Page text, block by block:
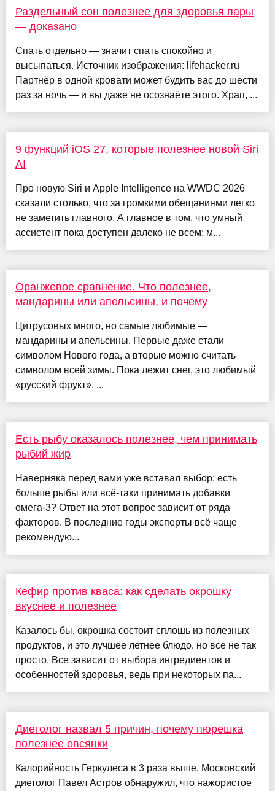
Раздельный сон полезнее для здоровья пары
— доказано
Спать отдельно — значит спать спокойно и
высыпаться. Источник изображения: lifehacker.ru
Партнёр в одной кровати может будить вас до шести
раз за ночь — и вы даже не осознаёте этого. Храп, ...
9 функций iOS 27, которые полезнее новой Siri
AI
Про новую Siri и Apple Intelligence на WWDC 2026
сказали столько, что за громкими обещаниями легко
не заметить главного. А главное в том, что умный
ассистент пока доступен далеко не всем: м...
Оранжевое сравнение. Что полезнее,
мандарины или апельсины, и почему
Цитрусовых много, но самые любимые —
мандарины и апельсины. Первые даже стали
символом Нового года, а вторые можно считать
символом всей зимы. Пока лежит снег, это любимый
«русский фрукт». ...
Есть рыбу оказалось полезнее, чем принимать
рыбий жир
Наверняка перед вами уже вставал выбор: есть
больше рыбы или всё-таки принимать добавки
омега-3? Ответ на этот вопрос зависит от ряда
факторов. В последние годы эксперты всё чаще
рекомендую...
Кефир против кваса: как сделать окрошку
вкуснее и полезнее
Казалось бы, окрошка состоит сплошь из полезных
продуктов, и это лучшее летнее блюдо, но все не так
просто. Все зависит от выбора ингредиентов и
особенностей здоровья, ведь при некоторых па...
Диетолог назвал 5 причин, почему пюрешка
полезнее овсянки
Калорийность Геркулеса в 3 раза выше. Московский
диетолог Павел Астров обнаружил, что нажористое